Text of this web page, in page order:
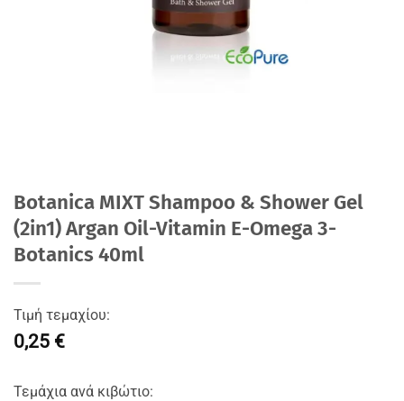
Botanica MIXT Shampoo & Shower Gel
(2in1) Argan Oil-Vitamin E-Omega 3-
Botanics 40ml
Τιμή τεμαχίου:
0,25 €
Τεμάχια ανά κιβώτιο: